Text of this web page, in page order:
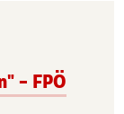
– FPÖ